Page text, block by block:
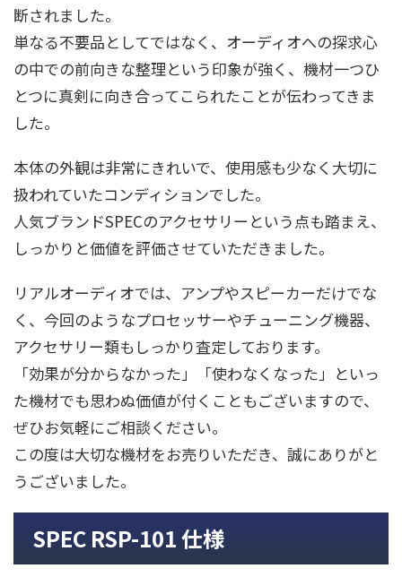
断されました。
単なる不要品としてではなく、オーディオへの探求心
の中での前向きな整理という印象が強く、機材一つひ
とつに真剣に向き合ってこられたことが伝わってきま
した。
本体の外観は非常にきれいで、使用感も少なく大切に
扱われていたコンディションでした。
人気ブランドSPECのアクセサリーという点も踏まえ、
しっかりと価値を評価させていただきました。
リアルオーディオでは、アンプやスピーカーだけでな
く、今回のようなプロセッサーやチューニング機器、
アクセサリー類もしっかり査定しております。
「効果が分からなかった」「使わなくなった」といっ
た機材でも思わぬ価値が付くこともございますので、
ぜひお気軽にご相談ください。
この度は大切な機材をお売りいただき、誠にありがと
うございました。
SPEC RSP-101 仕様